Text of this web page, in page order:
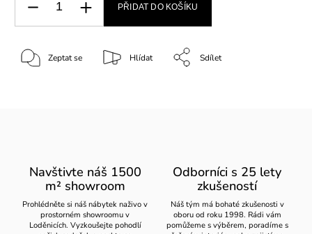
PŘIDAT DO KOŠÍKU
Zeptat se Hlídat Sdílet
Navštivte náš 1500
m² showroom
Prohlédněte si náš nábytek naživo v
prostorném showroomu v
Loděnicích. Vyzkoušejte pohodlí
Odborníci s 25 lety
zkušeností
Náš tým má bohaté zkušenosti v
oboru od roku 1998. Rádi vám
pomůžeme s výběrem, poradíme s